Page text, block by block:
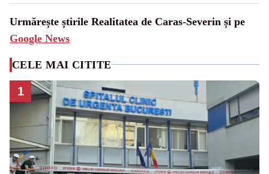
Urmărește știrile Realitatea de Caras-Severin și pe
Google News
CELE MAI CITITE
1